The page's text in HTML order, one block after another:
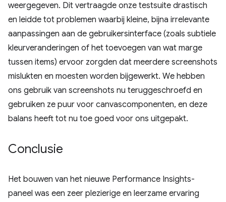
weergegeven. Dit vertraagde onze testsuite drastisch
en leidde tot problemen waarbij kleine, bijna irrelevante
aanpassingen aan de gebruikersinterface (zoals subtiele
kleurveranderingen of het toevoegen van wat marge
tussen items) ervoor zorgden dat meerdere screenshots
mislukten en moesten worden bijgewerkt. We hebben
ons gebruik van screenshots nu teruggeschroefd en
gebruiken ze puur voor canvascomponenten, en deze
balans heeft tot nu toe goed voor ons uitgepakt.
Conclusie
Het bouwen van het nieuwe Performance Insights-
paneel was een zeer plezierige en leerzame ervaring